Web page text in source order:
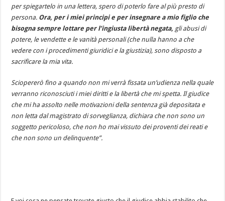
per spiegartelo in una lettera, spero di poterlo fare al più presto di
persona. Ora, per i miei principi e per insegnare a mio figlio che
bisogna sempre lottare per l’ingiusta libertà negata, gli abusi di
potere, le vendette e le vanità personali (che nulla hanno a che
vedere con i procedimenti giuridici e la giustizia), sono disposto a
sacrificare la mia vita.
Sciopererò fino a quando non mi verrà fissata un’udienza nella quale
verranno riconosciuti i miei diritti e la libertà che mi spetta. Il giudice
che mi ha assolto nelle motivazioni della sentenza già depositata e
non letta dal magistrato di sorveglianza, dichiara che non sono un
soggetto pericoloso, che non ho mai vissuto dei proventi dei reati e
che non sono un delinquente”.